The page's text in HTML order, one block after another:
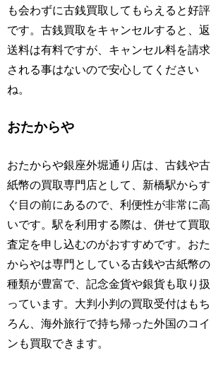
も会わずに古銭買取してもらえると好評
です。古銭買取をキャンセルすると、返
送料は有料ですが、キャンセル料を請求
される事はないので安心してください
ね。
おたからや
おたからや銀座外堀通り店は、古銭や古
紙幣の買取専門店として、新橋駅からす
ぐ目の前にあるので、利便性が非常に高
いです。駅を利用する際は、併せて買取
査定を申し込むのがおすすめです。 おた
からやは専門としている古銭や古紙幣の
種類が豊富で、記念金貨や銀貨も取り扱
っています。 大判小判の買取受付はもち
ろん、海外旅行で持ち帰った外国のコイ
ンも買取できます。